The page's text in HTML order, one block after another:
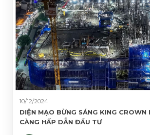
10/12/2024
DIỆN MẠO BỪNG SÁNG KING CROWN
CÀNG HẤP DẪN ĐẦU TƯ